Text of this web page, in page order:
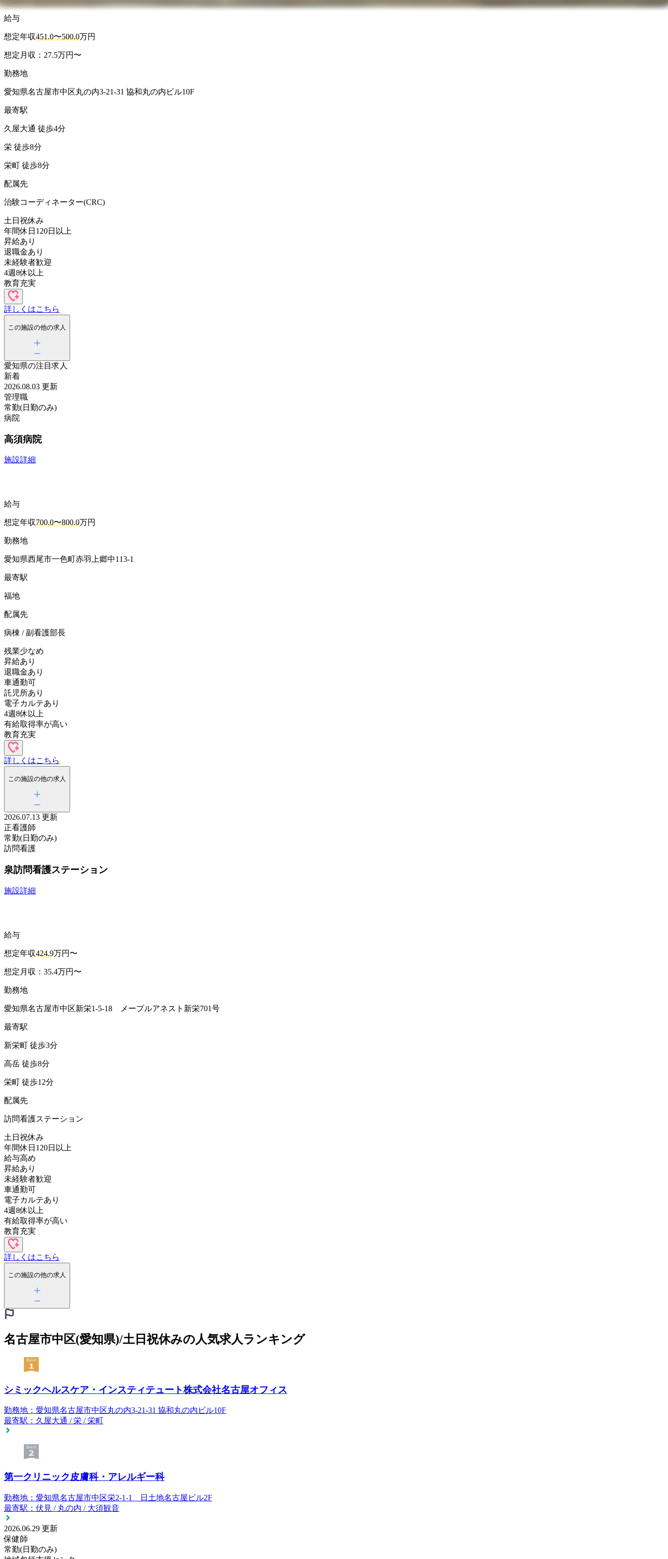
給与
想定年収451.0〜500.0万円
想定月収：27.5万円〜
勤務地
愛知県名古屋市中区丸の内3-21-31 協和丸の内ビル10F
最寄駅
久屋大通 徒歩4分
栄 徒歩8分
栄町 徒歩8分
配属先
治験コーディネーター(CRC)
土日祝休み
年間休日120日以上
昇給あり
退職金あり
未経験者歓迎
4週8休以上
教育充実
詳しくはこちら
この施設の他の求人
愛知県の注目求人
新着
2026.08.03 更新
管理職
常勤(日勤のみ)
病院
高須病院
施設詳細
給与
想定年収700.0〜800.0万円
勤務地
愛知県西尾市一色町赤羽上郷中113-1
最寄駅
福地
配属先
病棟 / 副看護部長
残業少なめ
昇給あり
退職金あり
車通勤可
託児所あり
電子カルテあり
4週8休以上
有給取得率が高い
教育充実
詳しくはこちら
この施設の他の求人
2026.07.13 更新
正看護師
常勤(日勤のみ)
訪問看護
泉訪問看護ステーション
施設詳細
給与
想定年収424.9万円〜
想定月収：35.4万円〜
勤務地
愛知県名古屋市中区新栄1-5-18 メープルアネスト新栄701号
最寄駅
新栄町 徒歩3分
高岳 徒歩8分
栄町 徒歩12分
配属先
訪問看護ステーション
土日祝休み
年間休日120日以上
給与高め
昇給あり
未経験者歓迎
車通勤可
電子カルテあり
4週8休以上
有給取得率が高い
教育充実
詳しくはこちら
この施設の他の求人
名古屋市中区(愛知県)/土日祝休みの人気求人ランキング
シミックヘルスケア・インスティテュート株式会社名古屋オフィス
勤務地： 愛知県名古屋市中区丸の内3-21-31 協和丸の内ビル10F
最寄駅： 久屋大通 / 栄 / 栄町
第一クリニック皮膚科・アレルギー科
勤務地： 愛知県名古屋市中区栄2-1-1 日土地名古屋ビル2F
最寄駅： 伏見 / 丸の内 / 大須観音
2026.06.29 更新
保健師
常勤(日勤のみ)